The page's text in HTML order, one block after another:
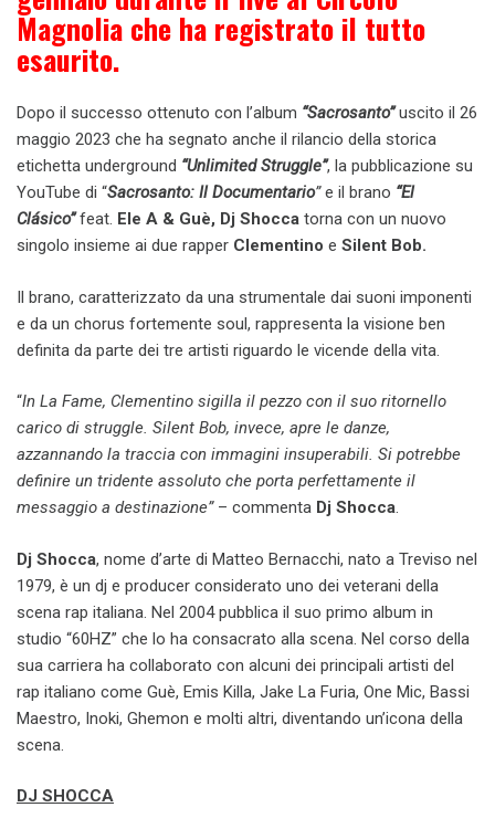
Magnolia che ha registrato il tutto
esaurito.
Dopo il successo ottenuto con l’album “Sacrosanto”uscito il 26
maggio 2023 che ha segnato anche il rilancio della storica
etichetta underground “Unlimited Struggle”, la pubblicazione su
YouTube di “Sacrosanto: Il Documentario”e il brano “El
Clásico”feat. Ele A & Guè, Dj Shocca torna con un nuovo
singolo insieme ai due rapper Clementino e Silent Bob.
Il brano, caratterizzato da una strumentale dai suoni imponenti
e da un chorus fortemente soul, rappresenta la visione ben
definita da parte dei tre artisti riguardo le vicende della vita.
“In La Fame, Clementino sigilla il pezzo con il suo ritornello
carico di struggle. Silent Bob, invece, apre le danze,
azzannando la traccia con immagini insuperabili. Si potrebbe
definire un tridente assoluto che porta perfettamente il
messaggio a destinazione”– commenta Dj Shocca.
Dj Shocca, nome d’arte di Matteo Bernacchi, nato a Treviso nel
1979, è un dj e producer considerato uno dei veterani della
scena rap italiana. Nel 2004 pubblica il suo primo album in
studio “60HZ” che lo ha consacrato alla scena. Nel corso della
sua carriera ha collaborato con alcuni dei principali artisti del
rap italiano come Guè, Emis Killa, Jake La Furia, One Mic, Bassi
Maestro, Inoki, Ghemon e molti altri, diventando un’icona della
scena.
DJ SHOCCA